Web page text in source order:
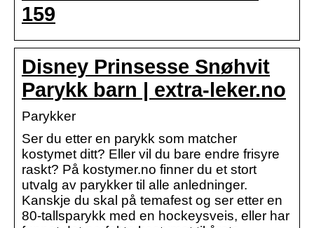
159
Disney Prinsesse Snøhvit
Parykk barn | extra-leker.no
Parykker
Ser du etter en parykk som matcher
kostymet ditt? Eller vil du bare endre frisyre
raskt? På kostymer.no finner du et stort
utvalg av parykker til alle anledninger.
Kanskje du skal på temafest og ser etter en
80-tallsparykk med en hockeysveis, eller har